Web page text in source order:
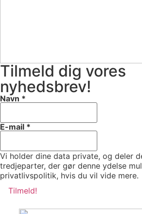
Tilmeld dig vores
nyhedsbrev!
Navn *
E-mail *
Vi holder dine data private, og deler
tredjeparter, der gør denne ydelse
privatlivspolitik, hvis du vil vide mere.